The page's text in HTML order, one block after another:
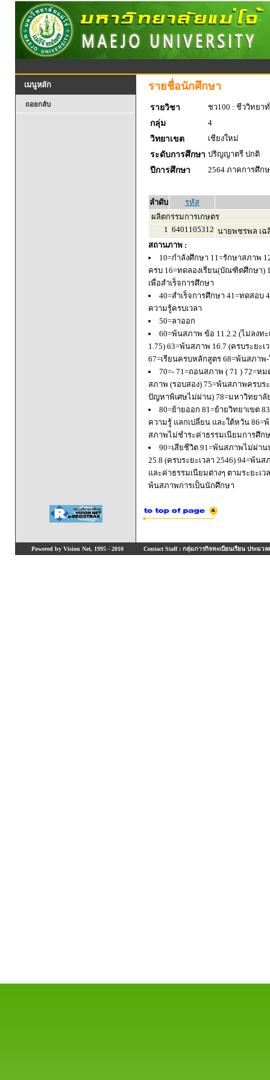
เมนูหลัก
ถอยกลับ
รายชื่อนักศึกษา
รายวิชา
ชว100 : ชีววิทยา
กลุ่ม
4
วิทยาเขต
เชียงใหม่
ระดับการศึกษา ปริญญาตรี ปกติ
ปีการศึกษา
2564 ภาคการศึก
ลำดับ
รหัส
ผลิตกรรมการเกษตร
1 6401105312 นายพชรพล เ
สถานภาพ :
10=กำลังศึกษา 11=รักษาสภาพ
ครบ 16=ทดลองเรียน(บัณฑิตศึกษา)
เพื่อสำเร็จการศึกษา
40=สำเร็จการศึกษา 41=ทดสอบ
ความรู้ครบเวลา
50=ลาออก
60=พ้นสภาพ ข้อ 11.2.2 (ไม่ลงท
1.75) 63=พ้นสภาพ 16.7 (ครบระยะ
67=เรียนครบหลักสูตร 68=พ้นสภา
70=- 71=ถอนสภาพ ( 71 ) 72=
สภาพ (รอบสอง) 75=พ้นสภาพครบ
ปัญหาพิเศษไม่ผ่าน) 78=มหาวิทยา
80=ย้ายออก 81=ย้ายวิทยาเขต
ความรู้ แลกเปลี่ยน และใต้หวัน
สภาพไม่ชำระค่าธรรมเนียมการศึก
90=เสียชีวิต 91=พ้นสภาพไม่ผ่า
25.8 (ครบระยะเวลา 2546) 94=พ้
และค่าธรรมเนียมต่างๆ ตามระยะเ
พ้นสภาพการเป็นนักศึกษา
Powered by Vision Net, 1995 - 2010 Contact Staff : กลุ่มภารกิจทะเบียนเรียน ประมวล